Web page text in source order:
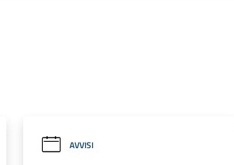
AVVISI